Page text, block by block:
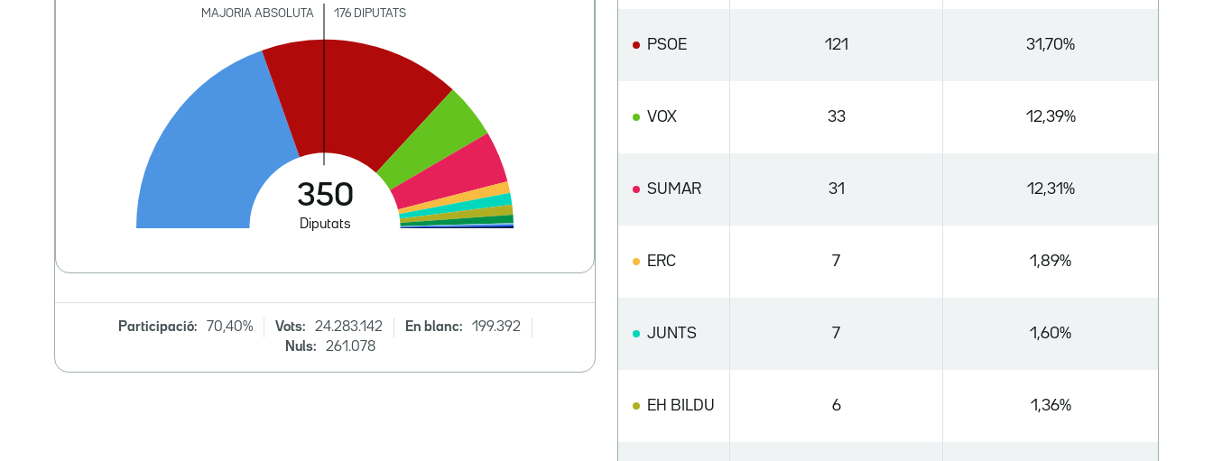
Participació: 70,40% Vots: 24.283.142 En blanc:
199.392
Nuls:
261.078
PSOE 121 31,70%
VOX 33 12,39%
SUMAR 31 12,31%
ERC 7 1,89%
JUNTS 7 1,60%
EH BILDU 6 1,36%